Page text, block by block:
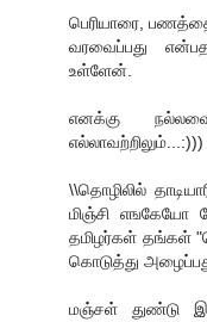
பெரியாரை, பணத்தை
வரவைப்பது
உள்ளேன்.
எனக்கு
எல்லாவற்றிலும்...:)))
\\தொழிலில்
மிஞ்சி எஙகேயோ
தமிழர்கள் தங்கள்
கொடுத்து
மஞ்சள் துண்டு